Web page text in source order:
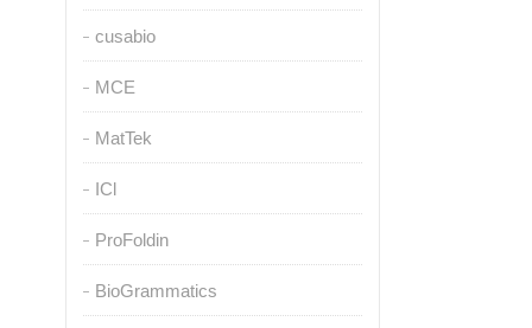
cusabio
MCE
MatTek
ICl
ProFoldin
BioGrammatics